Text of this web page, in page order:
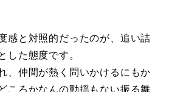
感と対照的だったのが、追い詰
した態度です。
、仲間が熱く問いかけるにもか
ころかなんの動揺もない振る舞